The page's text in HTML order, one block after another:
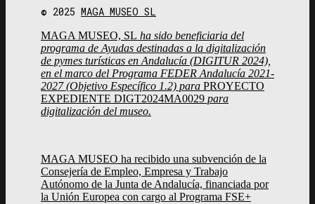
© 2025 MAGA MUSEO SL
MAGA MUSEO, SL ha sido beneficiaria del
programa de Ayudas destinadas a la digitalización
de pymes turísticas en Andalucía (DIGITUR 2024),
en el marco del Programa FEDER Andalucía 2021-
2027 (Objetivo Específico 1.2) para PROYECTO
EXPEDIENTE DIGT2024MA0029 para
digitalización del museo.
MAGA MUSEO ha recibido una subvención de la
Consejería de Empleo, Empresa y Trabajo
Autónomo de la Junta de Andalucía, financiada por
la Unión Europea con cargo al Programa FSE+